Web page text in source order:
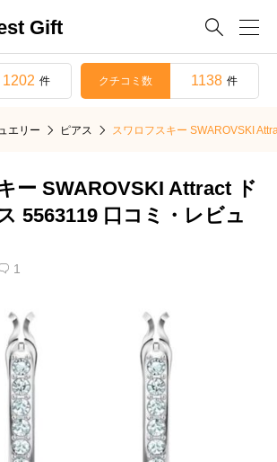
Gift 
1202 件 クチコミ数 1138 件
エリー ピアス スワロフスキー SWAROVSKI
ー SWAROVSKI Attract ド
5563119 口コミ・レビュ
1